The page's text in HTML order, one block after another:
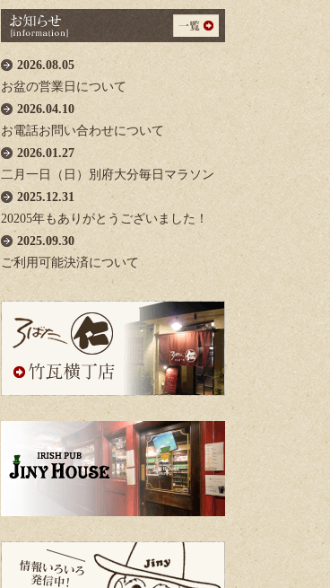
2026.08.05
お盆の営業日について
2026.04.10
お電話お問い合わせについて
2026.01.27
二月一日（日）別府大分毎日マラソン
2025.12.31
20205年もありがとうございました！
2025.09.30
ご利用可能決済について